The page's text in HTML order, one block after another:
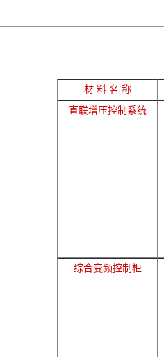
材 料 名 称
直联增压控制系统
综合变频控制柜